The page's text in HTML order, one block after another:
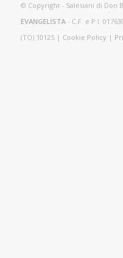
© Copyright - Salesiani di Don
EVANGELISTA- C.F. e P.I.
(TO) 10125 | Cookie Policy|